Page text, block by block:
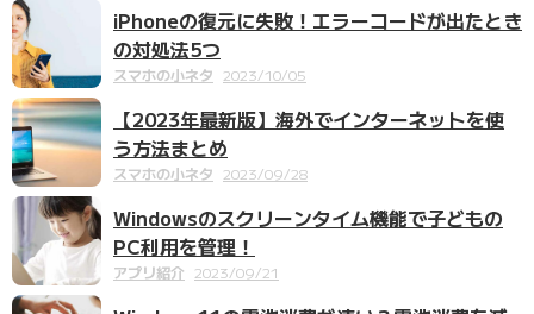
iPhoneの復元に失敗！エラーコードが出たとき
の対処法5つ
スマホの小ネタ 2023/10/05
【2023年最新版】海外でインターネットを使
う方法まとめ
スマホの小ネタ 2023/09/28
Windowsのスクリーンタイム機能で子どもの
PC利用を管理！
アプリ紹介 2023/09/21